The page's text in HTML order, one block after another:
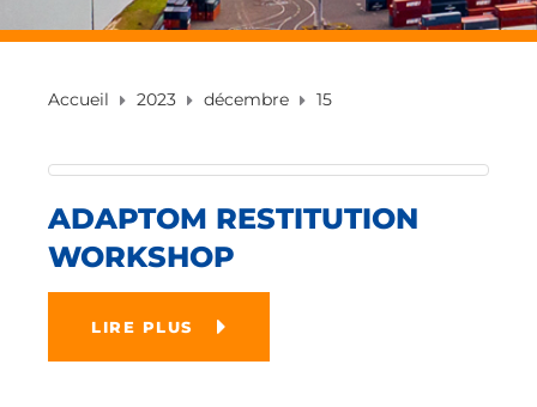
Accueil 2023 décembre 15
ADAPTOM RESTITUTION
WORKSHOP
LIRE PLUS